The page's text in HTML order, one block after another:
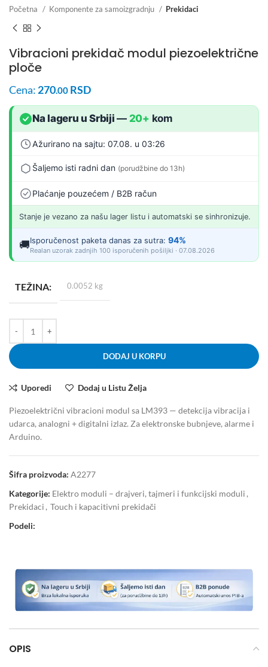
Početna Komponente za samoizgradnju Prekidaci
Vibracioni prekidač modul piezoelektrične
ploče
Cena:270.00 RSD
Na lageru u Srbiji — 20+ kom
Ažurirano na sajtu: 07.08. u 03:26
Šaljemo isti radni dan (porudžbine do 13h)
Plaćanje pouzećem / B2B račun
Stanje je vezano za našu lager listu i automatski se sinhronizuje.
🚚Isporučenost paketa danas za sutra: 94%
Realan uzorak zadnjih 100 isporučenih pošiljki · 07.08.2026
TEŽINA 0.0052 kg
DODAJ U KORPU
Uporedi Dodaj u Listu Želja
Piezoelektrični vibracioni modul sa LM393 — detekcija vibracija i
udarca, analogni + digitalni izlaz. Za elektronske bubnjeve, alarme i
Arduino.
Šifra proizvoda: A2277
Kategorije: Elektro moduli – drajveri, tajmeri i funkcijski moduli,
Prekidaci, Touch i kapacitivni prekidači
Podeli:
OPIS